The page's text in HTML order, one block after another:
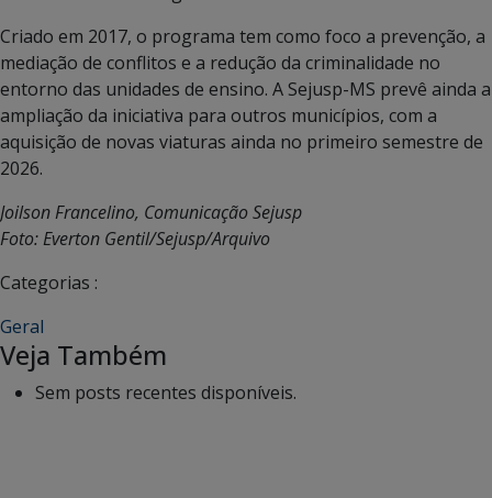
Criado em 2017, o programa tem como foco a prevenção, a
mediação de conflitos e a redução da criminalidade no
entorno das unidades de ensino. A Sejusp-MS prevê ainda a
ampliação da iniciativa para outros municípios, com a
aquisição de novas viaturas ainda no primeiro semestre de
2026.
Joilson Francelino, Comunicação Sejusp
Foto: Everton Gentil/Sejusp/Arquivo
Categorias :
Geral
Veja Também
Sem posts recentes disponíveis.